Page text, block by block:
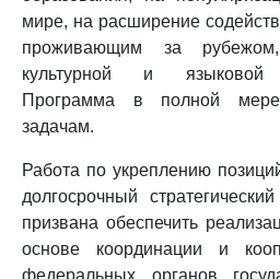
мире, на расширение
проживающим за
культурной и языковой
Программа в полной мере
задачам.
Работа по укреплению
долгосрочный
призвана обеспечить
основе координации и
федеральных органов